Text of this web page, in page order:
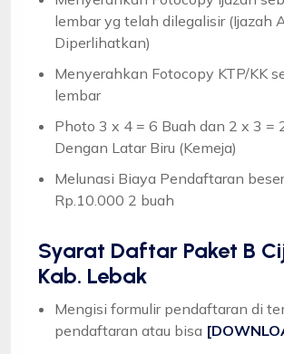
lembar yg telah dilegalisir (Ijazah
Diperlihatkan)
Menyerahkan Fotocopy KTP/KK
lembar
Photo 3 x 4 = 6 Buah dan 2 x 3 =
Dengan Latar Biru (Kemeja)
Melunasi Biaya Pendaftaran
Rp.10.000 2 buah
Syarat Daftar Paket B
Kab. Lebak
Mengisi formulir pendaftaran di
pendaftaran atau bisa